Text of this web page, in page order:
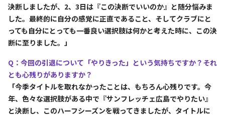
決断しましたが、2、3日は『この決断でいいのか』と随分悩みま
した。最終的に自分の感覚に正直であること、そしてクラブにと
っても自分にとっても一番良い選択肢は何かと考えた時に、この決
断に至りました。」
Q：今回の引退について「やりきった」という気持ちですか？それ
とも心残りがありますか？
「今季タイトルを取れなかったことは、もちろん心残りです。今
年、色々な選択肢がある中で『サンフレッチェ広島でやりたい』
と決断し、このハーフシーズンを戦ってきましたが、タイトルに